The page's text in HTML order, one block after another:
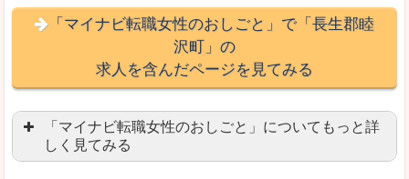
「マイナビ転職女性のおしごと」で「長生郡睦
沢町」の
求人を含んだページを見てみる
「マイナビ転職女性のおしごと」についてもっと詳
しく見てみる